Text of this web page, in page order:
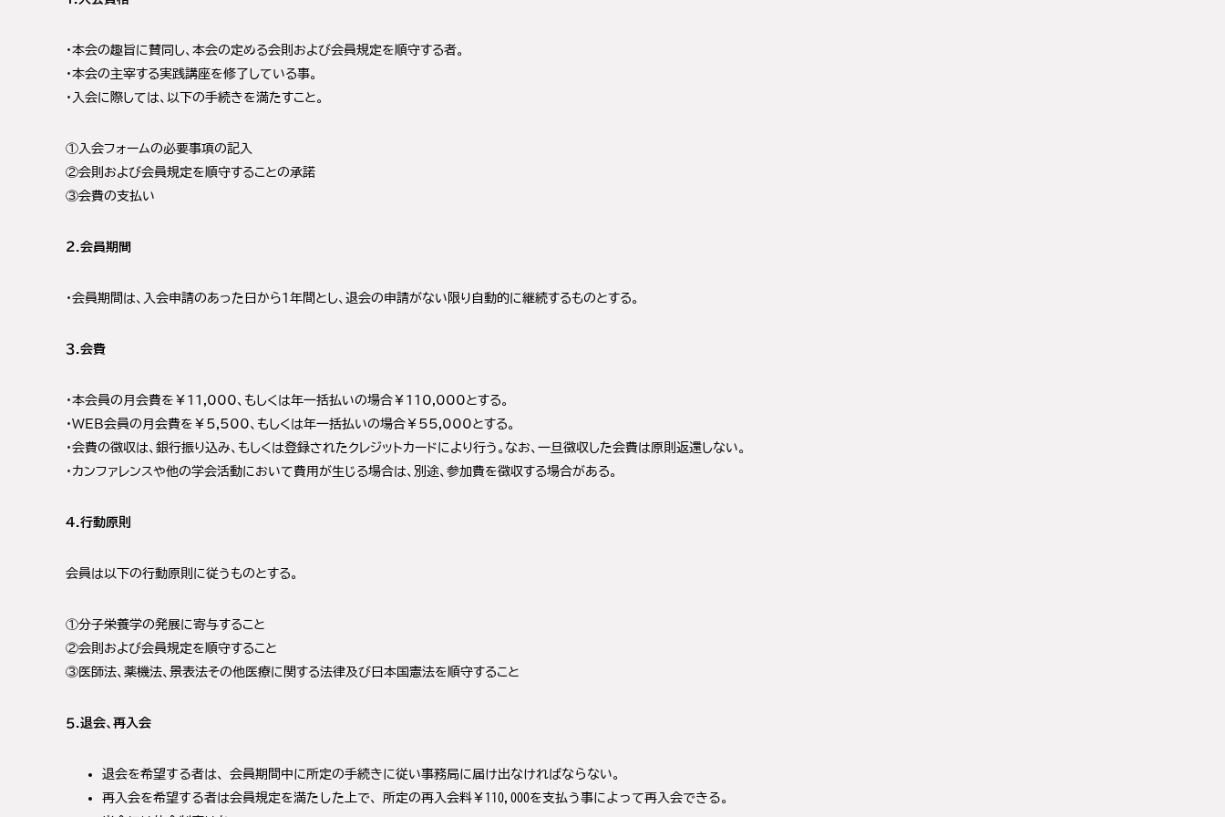
・本会の趣旨に賛同し、本会の定める会則および会員規定を順守する者。
・本会の主宰する実践講座を修了している事。
・入会に際しては、以下の手続きを満たすこと。
①入会フォームの必要事項の記入
②会則および会員規定を順守することの承諾
③会費の支払い
２.会員期間
・会員期間は、入会申請のあった日から1年間とし、退会の申請がない限り自動的に継続するものとする。
３.会費
・本会員の月会費を￥11,000、もしくは年一括払いの場合￥110,000とする。
・WEB会員の月会費を￥5,500、もしくは年一括払いの場合￥55,000とする。
・会費の徴収は、銀行振り込み、もしくは登録されたクレジットカードにより行う。なお、一旦徴収した会費は原則返還しない。
・カンファレンスや他の学会活動において費用が生じる場合は、別途、参加費を徴収する場合がある。
４.行動原則
会員は以下の行動原則に従うものとする。
①分子栄養学の発展に寄与すること
②会則および会員規定を順守すること
③医師法、薬機法、景表法その他医療に関する法律及び日本国憲法を順守すること
５.退会、再入会
退会を希望する者は、会員期間中に所定の手続きに従い事務局に届け出なければならない。
再入会を希望する者は会員規定を満たした上で、所定の再入会料￥110,000を支払う事によって再入会できる。